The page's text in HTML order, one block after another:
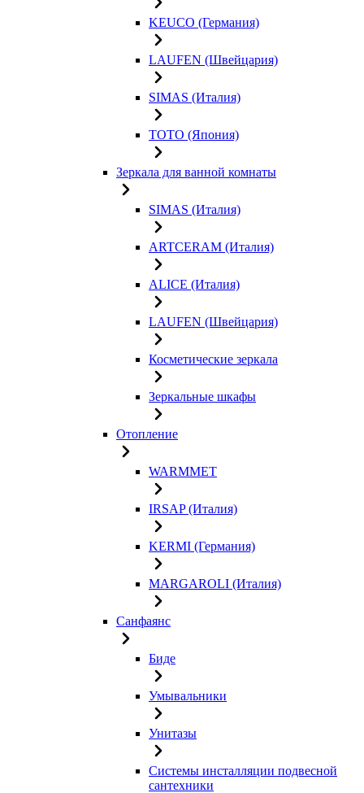
KEUCO (Германия)
LAUFEN (Швейцария)
SIMAS (Италия)
TOTO (Япония)
Зеркала для ванной комнаты
SIMAS (Италия)
ARTCERAM (Италия)
ALICE (Италия)
LAUFEN (Швейцария)
Косметические зеркала
Зеркальные шкафы
Отопление
WARMMET
IRSAP (Италия)
KERMI (Германия)
MARGAROLI (Италия)
Санфаянс
Биде
Умывальники
Унитазы
Системы инсталляции подвесной
сантехники